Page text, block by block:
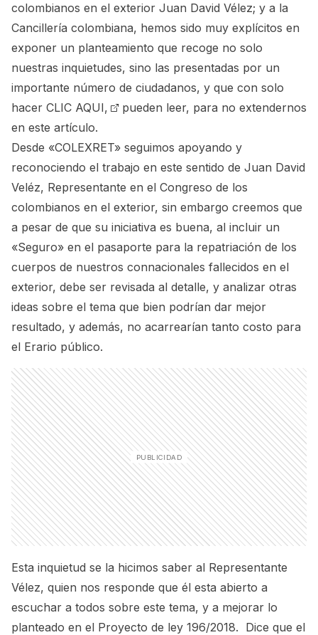
colombianos en el exterior Juan David Vélez; y a la
Cancillería colombiana, hemos sido muy explícitos en
exponer un planteamiento que recoge no solo
nuestras inquietudes, sino las presentadas por un
importante número de ciudadanos, y que con solo
hacer CLIC AQUI,
pueden leer, para no extendernos
en este artículo.
Desde «COLEXRET» seguimos apoyando y
reconociendo el trabajo en este sentido de Juan David
Veléz, Representante en el Congreso de los
colombianos en el exterior, sin embargo creemos que
a pesar de que su iniciativa es buena, al incluir un
«Seguro» en el pasaporte para la repatriación de los
cuerpos de nuestros connacionales fallecidos en el
exterior, debe ser revisada al detalle, y analizar otras
ideas sobre el tema que bien podrían dar mejor
resultado, y además, no acarrearían tanto costo para
el Erario público.
Esta inquietud se la hicimos saber al Representante
Vélez, quien nos responde que él esta abierto a
escuchar a todos sobre este tema, y a mejorar lo
planteado en el Proyecto de ley 196/2018. Dice que el